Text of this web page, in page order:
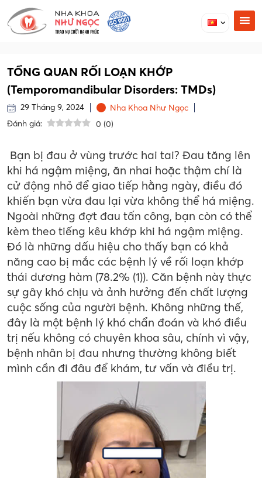
TỔNG QUAN RỐI LOẠN KHỚP
(Temporomandibular Disorders: TMDs)
29 Tháng 9, 2024
Nha Khoa Như Ngọc
Đánh giá:
0 (0)
Bạn bị đau ở vùng trước hai tai? Đau tăng lên
khi há ngậm miệng, ăn nhai hoặc thậm chí là
cử động nhỏ để giao tiếp hằng ngày, điều đó
khiến bạn vừa đau lại vừa không thể há miệng.
Ngoài những đợt đau tấn công, bạn còn có thể
kèm theo tiếng kêu khớp khi há ngậm miệng.
Đó là những dấu hiệu cho thấy bạn có khả
năng cao bị mắc các bệnh lý về rối loạn khớp
thái dương hàm (78.2% (1)). Căn bệnh này thực
sự gây khó chịu và ảnh hưởng đến chất lượng
cuộc sống của người bệnh. Không những thế,
đây là một bệnh lý khó chẩn đoán và khó điều
trị nếu không có chuyên khoa sâu, chính vì vậy,
bệnh nhân bị đau nhưng thường không biết
mình cần đi đâu để khám, tư vấn và điều trị.